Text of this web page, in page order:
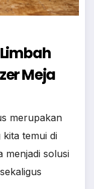
Meja
merupakan
temui di
menjadi solusi